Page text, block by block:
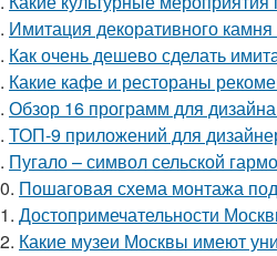
Имитация декоративного
Как очень дешево сделать
Какие кафе и рестораны
Обзор 16 программ для
ТОП-9 приложений для
Пугало – символ сельской
Пошаговая схема монтажа
Достопримечательности
Какие музеи Москвы имеют